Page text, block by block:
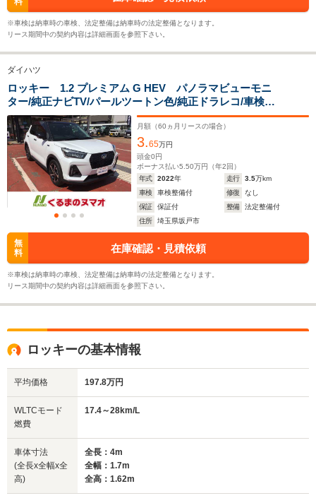
駆動方式 4WD
30.2km/L
└高速道路:18.9～
FF、4WD
※車検は納車時の車検、法定整備は納車時の法定整備となります。
リース期間中の契約内容は詳細画面を参照下さい。
ダイハツ
ロッキー 1.2 プレミアム G HEV パノラマビューモニ
ター/純正ナビTV/パールツートン色/純正ドラレコ/車検整
備
月額（60 ヵ月リースの場合）
3.65万円
頭金0円
ボーナス払い5.50万円（年2回）
年式
2022年 走行 3.5万km
車検
車検整備付 修復
なし
保証
保証付 整備
法定整備付
住所
埼玉県坂戸市
無
料
在庫確認・見積依頼
※車検は納車時の車検、法定整備は納車時の法定整備となります。
リース期間中の契約内容は詳細画面を参照下さい。
ロッキーの基本情報
平均価格 197.8万円
WLTCモード
燃費
17.4～28km/L
車体寸法
(全長x全幅x全
高)
全長：4m
全幅：1.7m
全高：1.62m